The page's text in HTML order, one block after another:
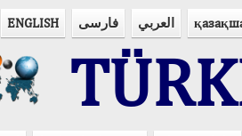
ENGLISH فارسی العربي